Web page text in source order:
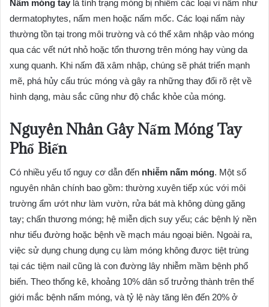
Nấm móng tay là tình trạng móng bị nhiễm các loại vi nấm như
dermatophytes, nấm men hoặc nấm mốc. Các loại nấm này
thường tồn tại trong môi trường và có thể xâm nhập vào móng
qua các vết nứt nhỏ hoặc tổn thương trên móng hay vùng da
xung quanh. Khi nấm đã xâm nhập, chúng sẽ phát triển mạnh
mẽ, phá hủy cấu trúc móng và gây ra những thay đổi rõ rệt về
hình dạng, màu sắc cũng như độ chắc khỏe của móng.
Nguyên Nhân Gây Nấm Móng Tay
Phổ Biến
Có nhiều yếu tố nguy cơ dẫn đến nhiễm nấm móng. Một số
nguyên nhân chính bao gồm: thường xuyên tiếp xúc với môi
trường ẩm ướt như làm vườn, rửa bát mà không dùng găng
tay; chấn thương móng; hệ miễn dịch suy yếu; các bệnh lý nền
như tiểu đường hoặc bệnh về mạch máu ngoại biên. Ngoài ra,
việc sử dụng chung dụng cụ làm móng không được tiệt trùng
tại các tiệm nail cũng là con đường lây nhiễm mầm bệnh phổ
biến. Theo thống kê, khoảng 10% dân số trưởng thành trên thế
giới mắc bệnh nấm móng, và tỷ lệ này tăng lên đến 20% ở